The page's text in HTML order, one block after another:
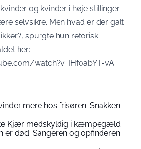
og kvinder i høje stillinger
selvsikre. Men hvad er der galt
spurgte hun retorisk.
her:
watch?v=IHfoabYT-vA
mere hos frisøren: Snakken
Kjær medskyldig i kæmpegæld
er død: Sangeren og opfinderen